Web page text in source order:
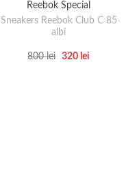
Reebok Special
Sneakers Reebok Club C 85
albi
800lei
Prețul
320 leiPrețul